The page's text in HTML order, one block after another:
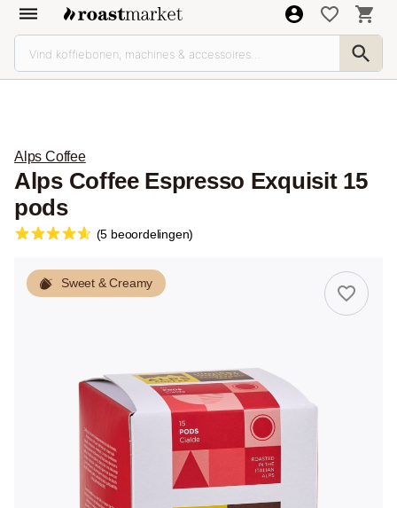
Alps Coffee
Alps Coffee Espresso Exquisit 15
pods
(5 beoordelingen)
Sweet & Creamy